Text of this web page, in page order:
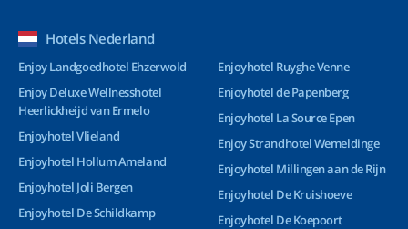
Hotels Nederland
Enjoy Landgoedhotel Ehzerwold
Enjoy Deluxe Wellnesshotel
Heerlickheijd van Ermelo
Enjoyhotel Vlieland
Enjoyhotel Hollum Ameland
Enjoyhotel Joli Bergen
Enjoyhotel De Schildkamp
Enjoyhotel Ruyghe Venne
Enjoyhotel de Papenberg
Enjoyhotel La Source Epen
Enjoy Strandhotel Wemeldinge
Enjoyhotel Millingen aan de Rijn
Enjoyhotel De Kruishoeve
Enjoyhotel De Koepoort